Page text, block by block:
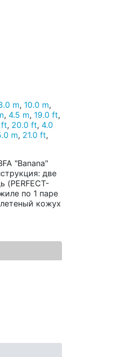
m, 10.0 m,
, 4.5 m, 19.0 ft,
ft, 20.0 ft, 4.0
m, 21.0 ft,
"Banana"
две
(PERFECT-
по 1 паре
кожух